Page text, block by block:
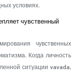
условиях.
чувственный
чувственных
Когда личность
ситуации vavada,